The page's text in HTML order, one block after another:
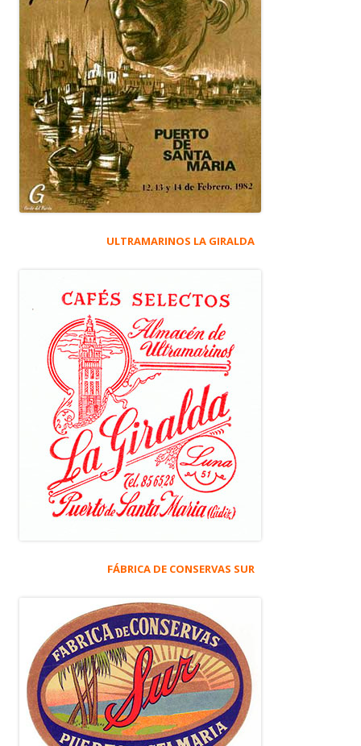
ULTRAMARINOS LA GIRALDA
FÁBRICA DE CONSERVAS SUR